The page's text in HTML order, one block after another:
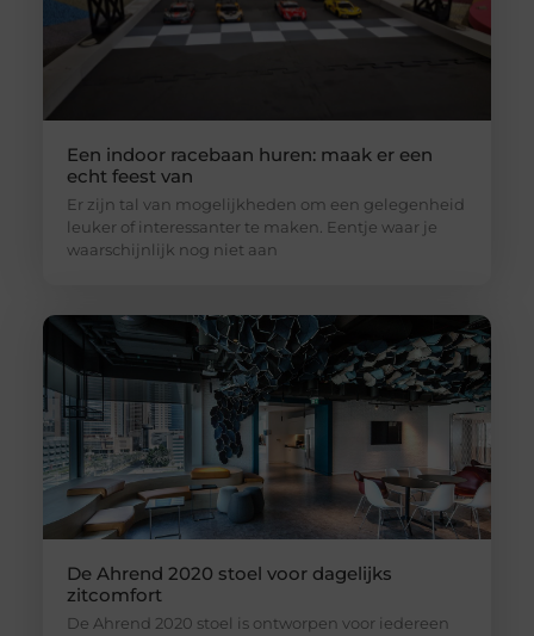
Een indoor racebaan huren: maak er een
echt feest van
Er zijn tal van mogelijkheden om een gelegenheid
leuker of interessanter te maken. Eentje waar je
waarschijnlijk nog niet aan
De Ahrend 2020 stoel voor dagelijks
zitcomfort
De Ahrend 2020 stoel is ontworpen voor iedereen